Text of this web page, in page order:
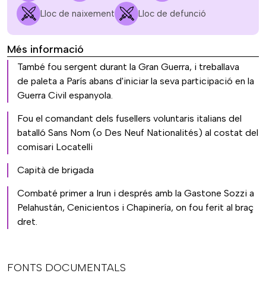
Lloc de naixement Lloc de defunció
Més informació
També fou sergent durant la Gran Guerra, i treballava
de paleta a París abans d'iniciar la seva participació en la
Guerra Civil espanyola.
Fou el comandant dels fusellers voluntaris italians del
batalló Sans Nom (o Des Neuf Nationalités) al costat del
comisari Locatelli
Capità de brigada
Combaté primer a Irun i després amb la Gastone Sozzi a
Pelahustán, Cenicientos i Chapinería, on fou ferit al braç
dret.
FONTS DOCUMENTALS